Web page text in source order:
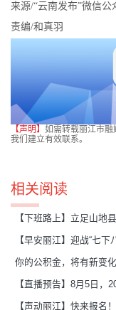
来源/“云南发布”微信公
责编/和真羽
【声明】 如需转载丽江市
我们建立有效联系。
相关阅读
【下班路上】立足山地
【早安丽江】迎战“七下
你的公积金，将有新变化
【直播预告】8月5日，
【声动丽江】快来报名